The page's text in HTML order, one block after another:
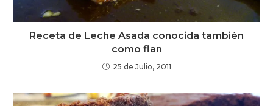
Receta de Leche Asada conocida también
como flan
25 de Julio, 2011